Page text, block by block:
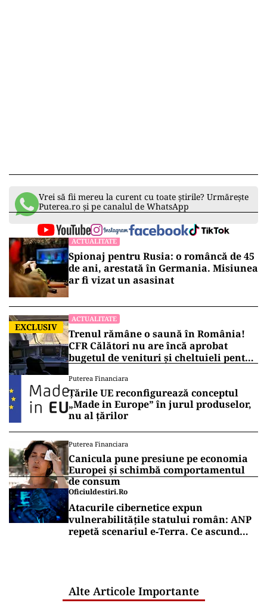
Vrei să fii mereu la curent cu toate știrile? Urmărește
Puterea.ro și pe canalul de WhatsApp
ACTUALITATE
Spionaj pentru Rusia: o româncă de 45
de ani, arestată în Germania. Misiunea
ar fi vizat un asasinat
EXCLUSIV
ACTUALITATE
Trenul rămâne o saună în România!
CFR Călători nu are încă aprobat
bugetul de venituri și cheltuieli pentru
Puterea Financiara
Țările UE reconfigurează conceptul
„Made in Europe” în jurul produselor,
nu al țărilor
Puterea Financiara
Canicula pune presiune pe economia
Europei și schimbă comportamentul
de consum
Oficiuldestiri.ro
Atacurile cibernetice expun
vulnerabilitățile statului român: ANP
repetă scenariul e‑Terra. Ce ascund
Alte Articole Importante